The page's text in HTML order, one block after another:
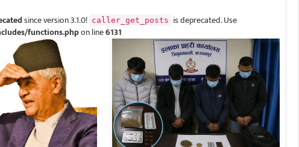
since version 3.1.0! caller_get_posts is deprecated. Use
functions.phpon line6131